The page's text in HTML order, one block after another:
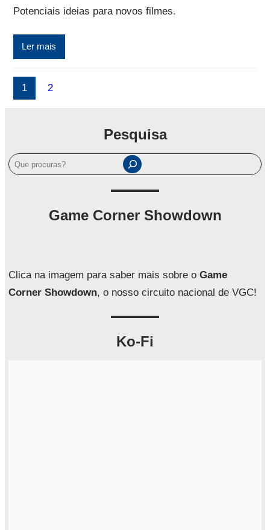
Potenciais ideias para novos filmes.
Ler mais
1 2
Pesquisa
P
e
a
Game Corner Showdown
Clica na imagem para saber mais sobre o Game
Corner Showdown, o nosso circuito nacional de VGC!
Ko-Fi